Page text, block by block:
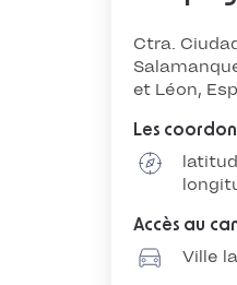
Ctra.
et Léon,
Les
Accès au
Ville